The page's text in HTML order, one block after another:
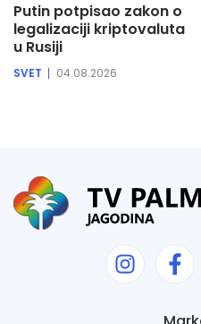
Putin potpisao zakon o
legalizaciji kriptovaluta
u Rusiji
SVET 04.08.2026